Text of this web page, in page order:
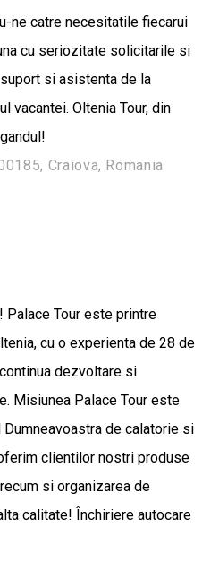
ne catre necesitatile fiecarui
cu seriozitate solicitarile si
si asistenta de la
vacantei. Oltenia Tour, din
Craiova, Romania
Palace Tour este printre
cu o experienta de 28 de
dezvoltare si
Misiunea Palace Tour este
de calatorie si
clientilor nostri produse
si organizarea de
calitate! Închiriere autocare